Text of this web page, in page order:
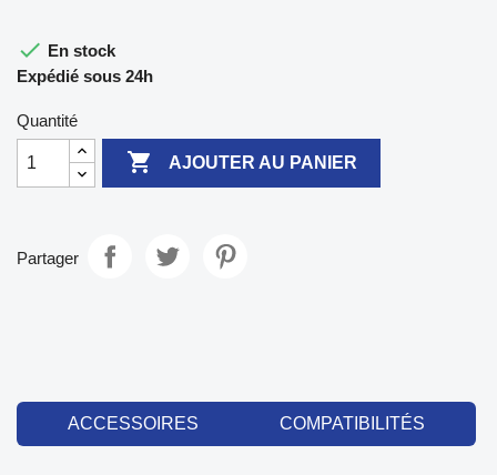
 En stock
Expédié sous 24h
Quantité
 AJOUTER AU PANIER
Partager
ACCESSOIRES COMPATIBILITÉS